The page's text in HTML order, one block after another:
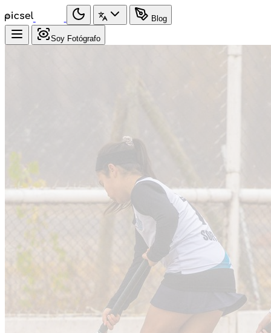
Blog
Soy Fotógrafo